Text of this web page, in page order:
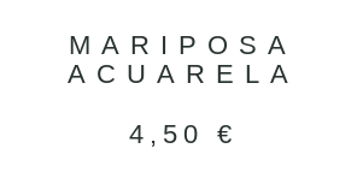
MARIPOSA
ACUARELA
4,50 €